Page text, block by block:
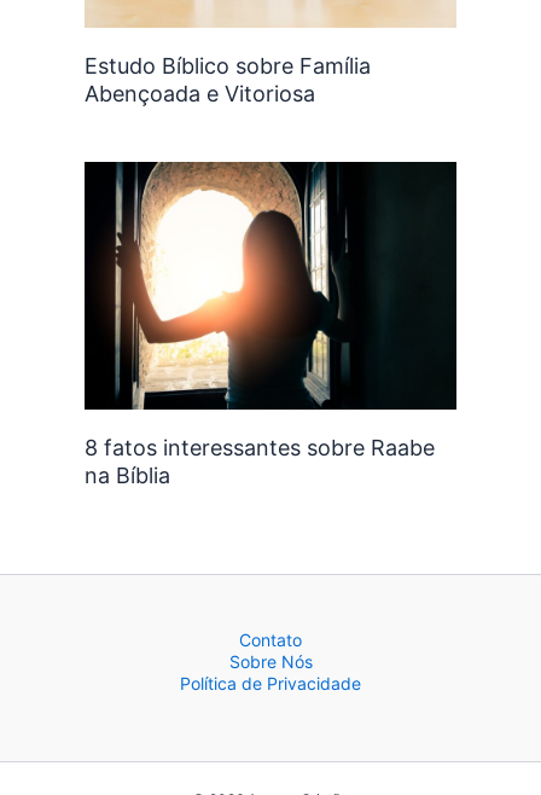
Estudo Bíblico sobre Família
Abençoada e Vitoriosa
8 fatos interessantes sobre Raabe
na Bíblia
Contato
Sobre Nós
Política de Privacidade